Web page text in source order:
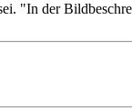
"In der